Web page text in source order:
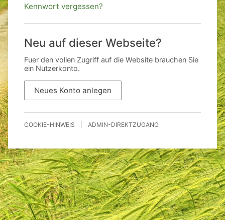
Kennwort vergessen?
Neu auf dieser Webseite?
Fuer den vollen Zugriff auf die Website brauchen Sie
ein Nutzerkonto.
Neues Konto anlegen
COOKIE-HINWEIS ADMIN-DIREKTZUGANG